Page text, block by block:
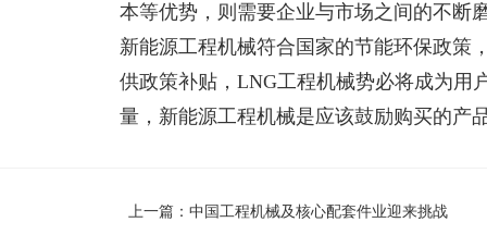
本等优势，则需要企业与市场之间的不断
新能源工程机械符合国家的节能环保政策
供政策补贴，LNG工程机械势必将成为用
量，新能源工程机械是应该鼓励购买的产
上一篇：中国工程机械及核心配套件业迎来挑战